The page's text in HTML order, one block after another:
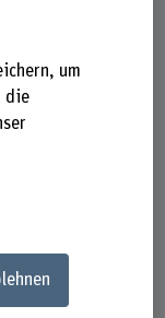
um
die